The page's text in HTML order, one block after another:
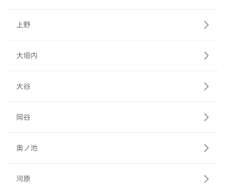
上野
大垣内
大谷
岡谷
奥ノ池
河原